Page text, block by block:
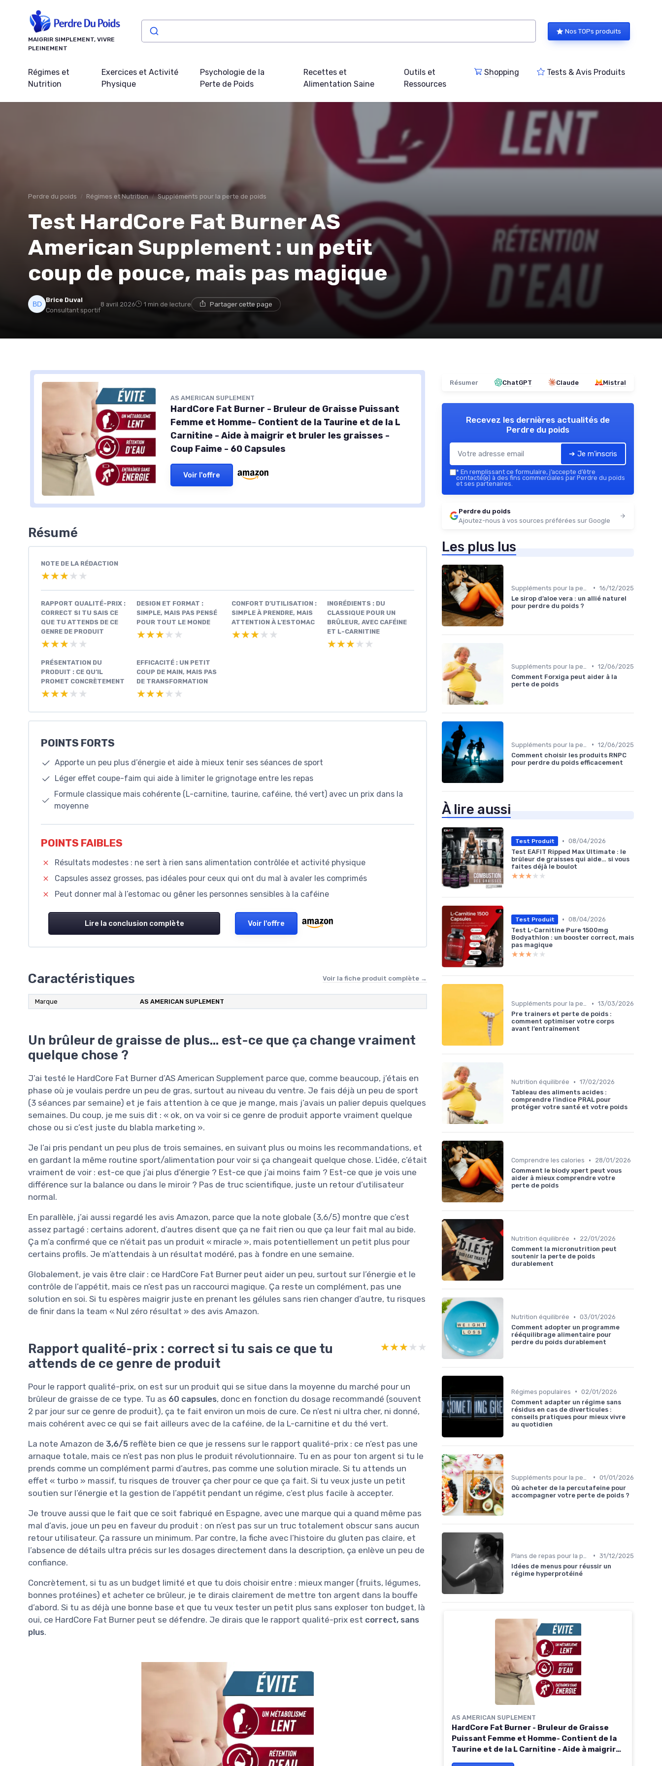
MAIGRIR SIMPLEMENT, VIVRE
PLEINEMENT
Nos TOPs produits
Régimes et
Nutrition
Exercices et Activité
Physique
Psychologie de la
Perte de Poids
Recettes et
Alimentation Saine
Outils et
Ressources
Shopping Tests & Avis Produits
Perdre du poids Régimes et Nutrition Suppléments pour la perte de poids
Test HardCore Fat Burner AS
American Supplement : un petit
coup de pouce, mais pas magique
Brice Duval
Consultant sportif
8 avril 2026 1 min de lecture Partager cette page
AS AMERICAN SUPLEMENT
HardCore Fat Burner - Bruleur de Graisse Puissant
Femme et Homme- Contient de la Taurine et de la L
Carnitine - Aide à maigrir et bruler les graisses -
Coup Faime - 60 Capsules
Voir l'offre
Résumé
NOTE DE LA RÉDACTION
★★★★★
★★★★★
RAPPORT QUALITÉ-PRIX :
CORRECT SI TU SAIS CE
QUE TU ATTENDS DE CE
GENRE DE PRODUIT
★★★★★
★★★★★
DESIGN ET FORMAT :
SIMPLE, MAIS PAS PENSÉ
POUR TOUT LE MONDE
★★★★★
★★★★★
CONFORT D’UTILISATION :
SIMPLE À PRENDRE, MAIS
ATTENTION À L’ESTOMAC
★★★★★
★★★★★
INGRÉDIENTS : DU
CLASSIQUE POUR UN
BRÛLEUR, AVEC CAFÉINE
ET L-CARNITINE
★★★★★
★★★★★
PRÉSENTATION DU
PRODUIT : CE QU’IL
PROMET CONCRÈTEMENT
★★★★★
★★★★★
EFFICACITÉ : UN PETIT
COUP DE MAIN, MAIS PAS
DE TRANSFORMATION
★★★★★
★★★★★
POINTS FORTS
Apporte un peu plus d’énergie et aide à mieux tenir ses séances de sport
Léger effet coupe-faim qui aide à limiter le grignotage entre les repas
Formule classique mais cohérente (L-carnitine, taurine, caféine, thé vert) avec un prix dans la
moyenne
POINTS FAIBLES
Résultats modestes : ne sert à rien sans alimentation contrôlée et activité physique
Capsules assez grosses, pas idéales pour ceux qui ont du mal à avaler les comprimés
Peut donner mal à l’estomac ou gêner les personnes sensibles à la caféine
Lire la conclusion complète Voir l'offre
Caractéristiques Voir la fiche produit complète →
Marque AS AMERICAN SUPLEMENT
Un brûleur de graisse de plus… est-ce que ça change vraiment
quelque chose ?
J’ai testé le HardCore Fat Burner d’AS American Supplement parce que, comme beaucoup, j’étais en
phase où je voulais perdre un peu de gras, surtout au niveau du ventre. Je fais déjà un peu de sport
(3 séances par semaine) et je fais attention à ce que je mange, mais j’avais un palier depuis quelques
semaines. Du coup, je me suis dit : « ok, on va voir si ce genre de produit apporte vraiment quelque
chose ou si c’est juste du blabla marketing ».
Je l’ai pris pendant un peu plus de trois semaines, en suivant plus ou moins les recommandations, et
en gardant la même routine sport/alimentation pour voir si ça changeait quelque chose. L’idée, c’était
vraiment de voir : est-ce que j’ai plus d’énergie ? Est-ce que j’ai moins faim ? Est-ce que je vois une
différence sur la balance ou dans le miroir ? Pas de truc scientifique, juste un retour d’utilisateur
normal.
En parallèle, j’ai aussi regardé les avis Amazon, parce que la note globale (3,6/5) montre que c’est
assez partagé : certains adorent, d’autres disent que ça ne fait rien ou que ça leur fait mal au bide.
Ça m’a confirmé que ce n’était pas un produit « miracle », mais potentiellement un petit plus pour
certains profils. Je m’attendais à un résultat modéré, pas à fondre en une semaine.
Globalement, je vais être clair : ce HardCore Fat Burner peut aider un peu, surtout sur l’énergie et le
contrôle de l’appétit, mais ce n’est pas un raccourci magique. Ça reste un complément, pas une
solution en soi. Si tu espères maigrir juste en prenant les gélules sans rien changer d’autre, tu risques
de finir dans la team « Nul zéro résultat » des avis Amazon.
Rapport qualité-prix : correct si tu sais ce que tu
attends de ce genre de produit
★★★★★
★★★★★
Pour le rapport qualité-prix, on est sur un produit qui se situe dans la moyenne du marché pour un
brûleur de graisse de ce type. Tu as 60 capsules, donc en fonction du dosage recommandé (souvent
2 par jour sur ce genre de produit), ça te fait environ un mois de cure. Ce n’est ni ultra cher, ni donné,
mais cohérent avec ce qui se fait ailleurs avec de la caféine, de la L-carnitine et du thé vert.
La note Amazon de 3,6/5 reflète bien ce que je ressens sur le rapport qualité-prix : ce n’est pas une
arnaque totale, mais ce n’est pas non plus le produit révolutionnaire. Tu en as pour ton argent si tu le
prends comme un complément parmi d’autres, pas comme une solution miracle. Si tu attends un
effet « turbo » massif, tu risques de trouver ça cher pour ce que ça fait. Si tu veux juste un petit
soutien sur l’énergie et la gestion de l’appétit pendant un régime, c’est plus facile à accepter.
Je trouve aussi que le fait que ce soit fabriqué en Espagne, avec une marque qui a quand même pas
mal d’avis, joue un peu en faveur du produit : on n’est pas sur un truc totalement obscur sans aucun
retour utilisateur. Ça rassure un minimum. Par contre, la fiche avec l’histoire du gluten pas claire, et
l’absence de détails ultra précis sur les dosages directement dans la description, ça enlève un peu de
confiance.
Concrètement, si tu as un budget limité et que tu dois choisir entre : mieux manger (fruits, légumes,
bonnes protéines) et acheter ce brûleur, je te dirais clairement de mettre ton argent dans la bouffe
d’abord. Si tu as déjà une bonne base et que tu veux tester un petit plus sans exploser ton budget, là
oui, ce HardCore Fat Burner peut se défendre. Je dirais que le rapport qualité-prix est correct, sans
plus.
Résumer ChatGPT Claude Mistral
Recevez les dernières actualités de
Perdre du poids
➔ Je m'inscris
* En remplissant ce formulaire, j’accepte d’être
contacté(e) à des fins commerciales par Perdre du poids
et ses partenaires.
Perdre du poids
Ajoutez-nous à vos sources préférées sur Google
Les plus lus
• 16/12/2025
Le sirop d’aloe vera : un allié naturel
pour perdre du poids ?
• 12/06/2025
Comment Forxiga peut aider à la
perte de poids
• 12/06/2025
Comment choisir les produits RNPC
pour perdre du poids efficacement
À lire aussi
Test Produit • 08/04/2026
Test EAFIT Ripped Max Ultimate : le
brûleur de graisses qui aide… si vous
faites déjà le boulot
★★★★★
★★★★★
Test Produit • 08/04/2026
Test L-Carnitine Pure 1500mg
Bodyathlon : un booster correct, mais
pas magique
★★★★★
★★★★★
Suppléments pour la perte de poids • 13/03/2026
Pre trainers et perte de poids :
comment optimiser votre corps
avant l’entraînement
Nutrition équilibrée • 17/02/2026
Tableau des aliments acides :
comprendre l’indice PRAL pour
protéger votre santé et votre poids
Comprendre les calories •
28/01/2026
Comment le biody xpert peut vous
aider à mieux comprendre votre
perte de poids
Nutrition équilibrée •
22/01/2026
Comment la micronutrition peut
soutenir la perte de poids
durablement
Nutrition équilibrée • 03/01/2026
Comment adopter un programme
rééquilibrage alimentaire pour
perdre du poids durablement
Régimes populaires • 02/01/2026
Comment adapter un régime sans
résidus en cas de diverticules :
conseils pratiques pour mieux vivre
au quotidien
• 01/01/2026
Où acheter de la percutafeine pour
accompagner votre perte de poids ?
• 31/12/2025
Idées de menus pour réussir un
régime hyperprotéiné
AS AMERICAN SUPLEMENT
HardCore Fat Burner - Bruleur de Graisse
Puissant Femme et Homme- Contient de la
Taurine et de la L Carnitine - Aide à maigrir